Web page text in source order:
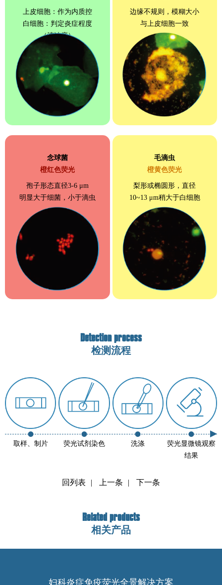
上皮细胞：作为内质控
白细胞：判定炎症程度
（清洁度）
边缘不规则，模糊大小
与上皮细胞一致
念球菌
橙红色荧光
孢子形态直径3-6 μm
明显大于细菌，小于滴虫
毛滴虫
橙黄色荧光
梨形或椭圆形，直径
10~13 μm稍大于白细胞
Detection process
检测流程
取样、制片 荧光试剂染色 洗涤
荧光显微镜观察
结果
回列表 | 上一条 | 下一条
Related products
相关产品
妇科炎症免疫荧光全景解决方案